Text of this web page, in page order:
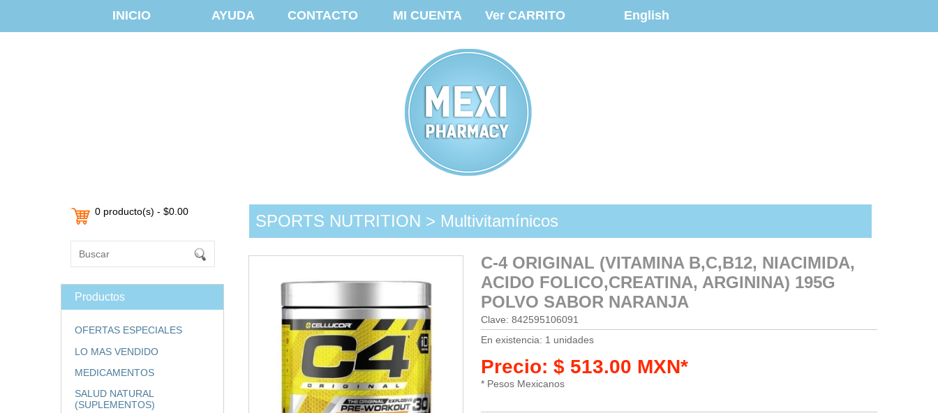
INICIO AYUDA CONTACTO MI CUENTA Ver CARRITO English
0 producto(s) - $0.00
Productos
OFERTAS ESPECIALES
LO MAS VENDIDO
MEDICAMENTOS
SALUD NATURAL
(SUPLEMENTOS)
SPORTS NUTRITION > Multivitamínicos
C-4 ORIGINAL (VITAMINA B,C,B12, NIACIMIDA,
ACIDO FOLICO,CREATINA, ARGININA) 195G
POLVO SABOR NARANJA
Clave: 842595106091
En existencia: 1 unidades
Precio: $ 513.00 MXN*
* Pesos Mexicanos